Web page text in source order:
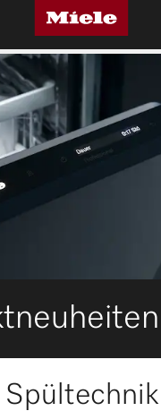
Spültechnik